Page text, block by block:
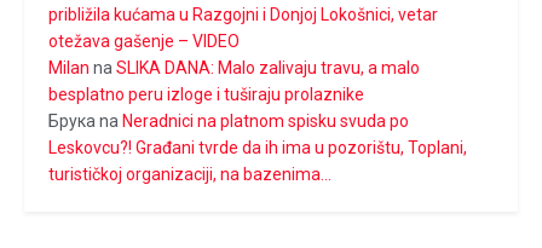
približila kućama u Razgojni i Donjoj Lokošnici, vetar
otežava gašenje – VIDEO
Milan na SLIKA DANA: Malo zalivaju travu, a malo
besplatno peru izloge i tuširaju prolaznike
Брука na Neradnici na platnom spisku svuda po
Leskovcu?! Građani tvrde da ih ima u pozorištu, Toplani,
turističkoj organizaciji, na bazenima…